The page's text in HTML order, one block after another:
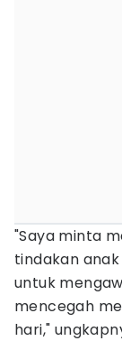
"Saya minta
tindakan
untuk
mencegah
hari,"